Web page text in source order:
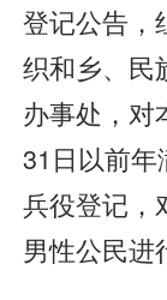
登记公告，
织和乡、民
办事处，对
31日以前年
兵役登记，
男性公民进